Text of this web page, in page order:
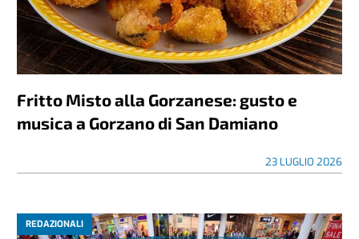
Fritto Misto alla Gorzanese: gusto e
musica a Gorzano di San Damiano
23 LUGLIO 2026
REDAZIONALI